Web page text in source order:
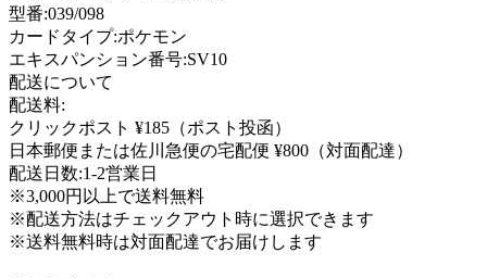
型番:039/098
カードタイプ:ポケモン
エキスパンション番号:SV10
配送について
配送料:
クリックポスト ¥185（ポスト投函）
日本郵便または佐川急便の宅配便 ¥800（対面配達）
配送日数:1-2営業日
※3,000円以上で送料無料
※配送方法はチェックアウト時に選択できます
※送料無料時は対面配達でお届けします